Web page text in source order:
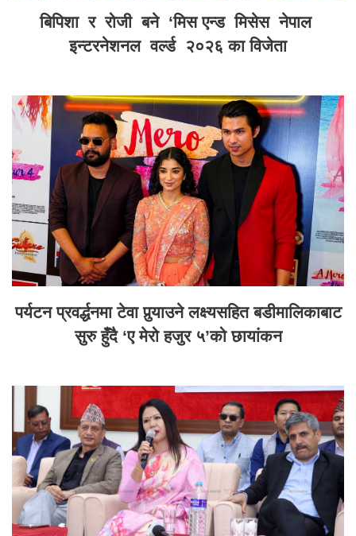
बिपिशा र रोजी बने ‘मिस एन्ड मिसेस नेपाल
इन्टरनेशनल वर्ल्ड २०२६ का विजेता
पर्यटन प्रवर्द्धनमा टेवा पुर्‍याउने लक्ष्यसहित बडीमालिकाबाट
सुरु हुँदै ‘ए मेरो हजुर ५’को छायांकन